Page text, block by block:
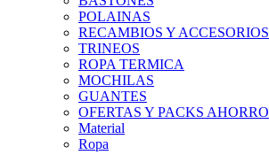
POLAINAS
RECAMBIOS Y ACCESORIOS
TRINEOS
ROPA TERMICA
MOCHILAS
GUANTES
OFERTAS Y PACKS AHORRO
Material
Ropa